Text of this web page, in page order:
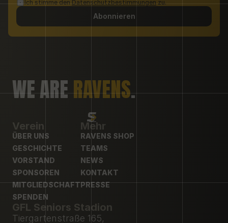
Ich stimme den Datenschutzbestimmungen zu.
Abonnieren
WE ARE RAVENS.
Verein
ÜBER UNS
ÜBER UNS
GESCHICHTE
GESCHICHTE
VORSTAND
VORSTAND
SPONSOREN
SPONSOREN
MITGLIEDSCHAFT
MITGLIEDSCHAFT
SPENDEN
SPENDEN
Mehr
RAVENS SHOP
RAVENS SHOP
TEAMS
TEAMS
NEWS
NEWS
KONTAKT
KONTAKT
PRESSE
GFL Seniors Stadion
Tiergartenstraße 165,